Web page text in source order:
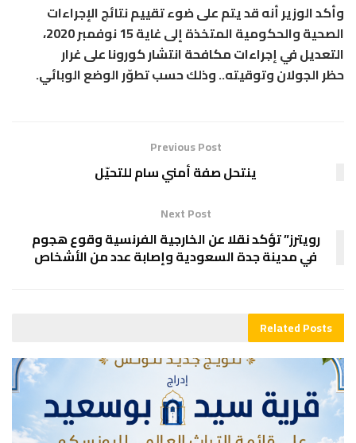
وأكد الوزير أنه قد يتم على ضوء تقييم نتائج الإجراءات
الصحية والحكومية المتخذة إلى غاية 15 نوفمبر 2020،
التعديل في إجراءات مكافحة انتشار كورونا على غرار
حظر الجولان وتوقيته.. وذلك حسب تطوّر الوضع الوبائي.
Previous Post
ينتحل صفة أمني سام للتحيّل
Next Post
رويترز” تؤكد نقلا عن الخارجية الفرنسية وقوع هجوم
في مدينة جدة السعودية وإصابة عدد من الأشخاص
RelatedPosts